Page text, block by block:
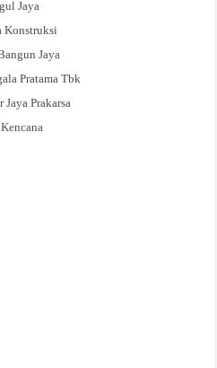
Jaya
Konstruksi
Jaya
Pratama Tbk
Jaya Prakarsa